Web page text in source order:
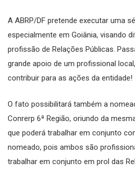
A ABRP/DF pretende executar uma
especialmente em Goiânia, visando
profissão de Relações Públicas.
grande apoio de um profissional
contribuir para as ações da entidade!
O fato possibilitará também a
Conrerp 6ª Região, oriundo da
que poderá trabalhar em conjunto
nomeado, pois ambos são
trabalhar em conjunto em prol das